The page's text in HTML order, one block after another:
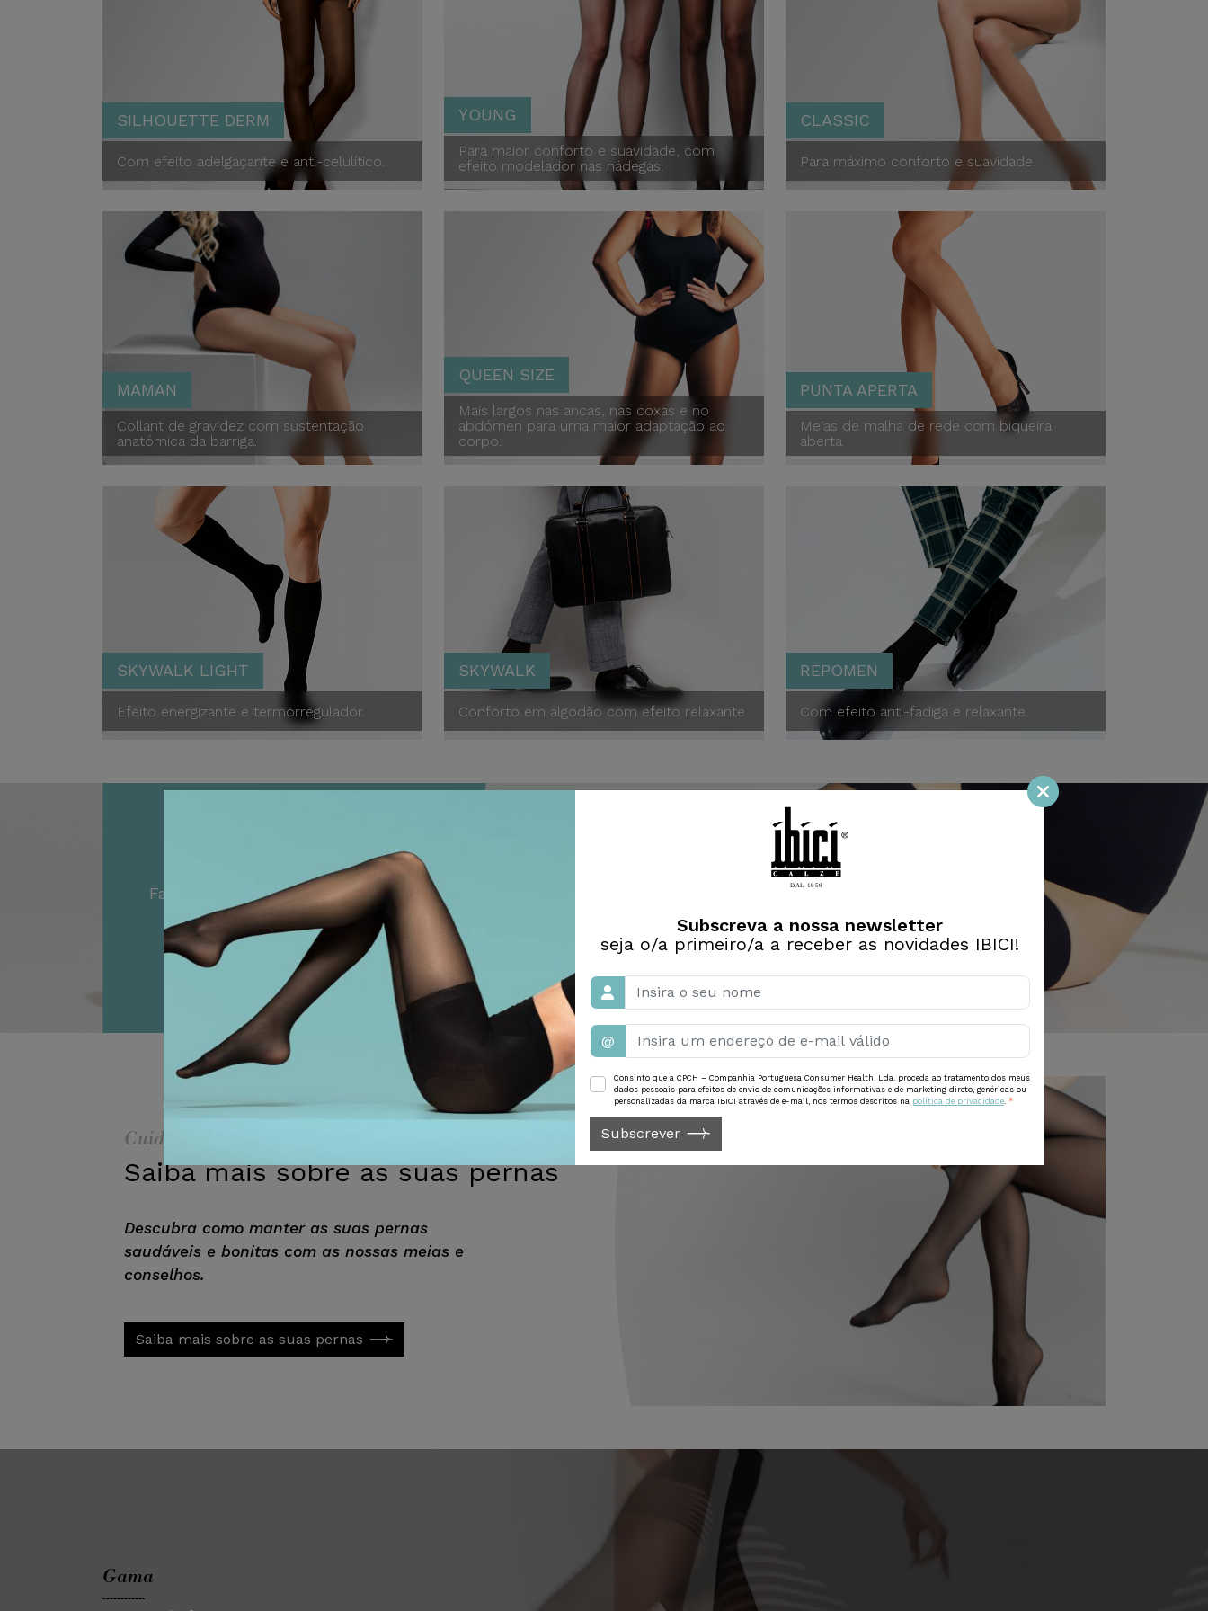
SILHOUETTE DERM
Com efeito adelgaçante e anti-celulítico.
Silhouette Derm
YOUNG
Para maior conforto e suavidade, com
efeito modelador nas nádegas.
Young
CLASSIC
Para máximo conforto e suavidade.
Classic
MAMAN
Collant de gravidez com sustentação
anatómica da barriga.
Maman
QUEEN SIZE
Mais largos nas ancas, nas coxas e no
abdómen para uma maior adaptação ao
corpo.
Queen Size
PUNTA APERTA
Meias de malha de rede com biqueira
aberta
Punta Aperta
SKYWALK LIGHT
Efeito energizante e termorregulador.
SKYWALK
Conforto em algodão com efeito relaxante
REPOMEN
Com efeito anti-fadiga e relaxante.
Simulador Íbící
Faça o seu teste em poucos minutos
e descubra o seu modelo ideal.
Começar o teste
Cuidar de si
Saiba mais sobre as suas pernas
Descubra como manter as suas pernas
saudáveis e bonitas com as nossas meias e
conselhos.
Saiba mais sobre as suas pernas
Gama
Subscreva a nossa newsletter
seja o/a primeiro/a a receber as novidades IBICI!
@
Consinto que a CPCH – Companhia Portuguesa Consumer Health, Lda. proceda ao tratamento dos meus
dados pessoais para efeitos de envio de comunicações informativas e de marketing direto, genéricas ou
personalizadas da marca IBICI através de e-mail, nos termos descritos na política de privacidade.
Subscrever